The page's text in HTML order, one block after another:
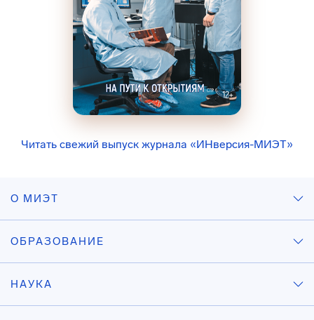
Читать свежий выпуск журнала «ИНверсия-МИЭТ»
О МИЭТ
ОБРАЗОВАНИЕ
НАУКА